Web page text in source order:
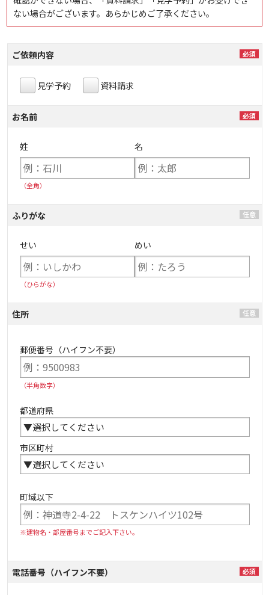
ない場合がございます。あらかじめご了承ください。
ご依頼内容
見学予約 資料請求
お名前
姓
（全角）
名
ふりがな
せい
（ひらがな）
めい
住所
郵便番号（ハイフン不要）
（半角数字）
都道府県
市区町村
町域以下
※建物名・部屋番号までご記入下さい。
電話番号（ハイフン不要）